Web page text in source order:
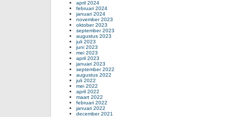
april 2024
februari 2024
januari 2024
november 2023
oktober 2023
september 2023
augustus 2023
juli 2023
juni 2023
mei 2023
april 2023
januari 2023
september 2022
augustus 2022
juli 2022
mei 2022
april 2022
maart 2022
februari 2022
januari 2022
december 2021